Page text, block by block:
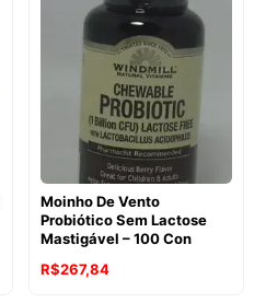
Moinho De Vento
Probiótico Sem Lactose
Mastigável – 100 Con
R$267,84